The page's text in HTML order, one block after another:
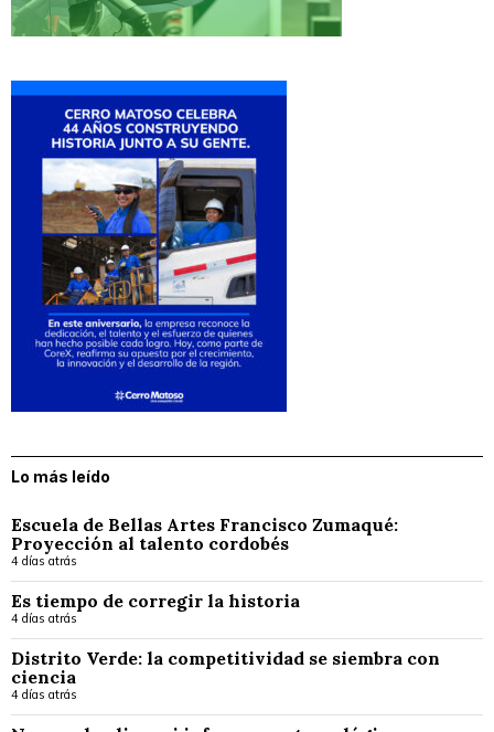
Lo más leído
Escuela de Bellas Artes Francisco Zumaqué:
Proyección al talento cordobés
4 días atrás
Es tiempo de corregir la historia
4 días atrás
Distrito Verde: la competitividad se siembra con
ciencia
4 días atrás